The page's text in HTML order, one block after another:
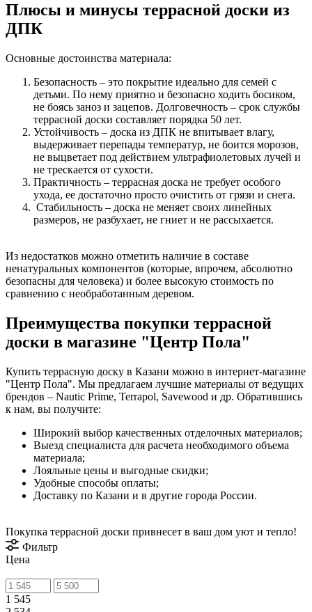
Плюсы и минусы террасной доски из
ДПК
Основные достоинства материала:
Безопасность – это покрытие идеально для семей с
детьми. По нему приятно и безопасно ходить босиком,
не боясь заноз и зацепов. Долговечность – срок службы
террасной доски составляет порядка 50 лет.
Устойчивость – доска из ДПК не впитывает влагу,
выдерживает перепады температур, не боится морозов,
не выцветает под действием ультрафиолетовых лучей и
не трескается от сухости.
Практичность – террасная доска не требует особого
ухода, ее достаточно просто очистить от грязи и снега.
Стабильность – доска не меняет своих линейных
размеров, не разбухает, не гниет и не рассыхается.
Из недостатков можно отметить наличие в составе
ненатуральных компонентов (которые, впрочем, абсолютно
безопасны для человека) и более высокую стоимость по
сравнению с необработанным деревом.
Преимущества покупки террасной
доски в магазине "Центр Пола"
Купить террасную доску в Казани можно в интернет-магазине
"Центр Пола". Мы предлагаем лучшие материалы от ведущих
брендов – Nautic Prime, Terrapol, Savewood и др. Обратившись
к нам, вы получите:
Широкий выбор качественных отделочных материалов;
Выезд специалиста для расчета необходимого объема
материала;
Лояльные цены и выгодные скидки;
Удобные способы оплаты;
Доставку по Казани и в другие города России.
Покупка террасной доски привнесет в ваш дом уют и тепло!
Фильтр
Цена
1 545